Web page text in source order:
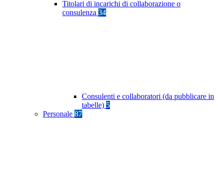
Titolari di incarichi di collaborazione o
consulenza 34
Consulenti e collaboratori (da pubblicare in
tabelle) 5
Personale 87